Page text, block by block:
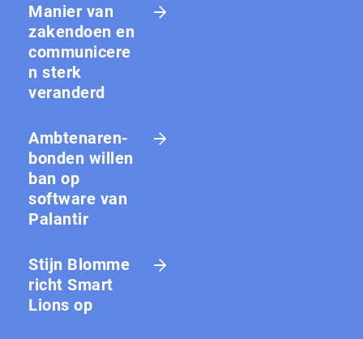
Manier van
zakendoen en
communicere
n sterk
veranderd
Amb­te­na­ren­
bon­den willen
ban op
software van
Palantir
Stijn Blomme
richt Smart
Lions op